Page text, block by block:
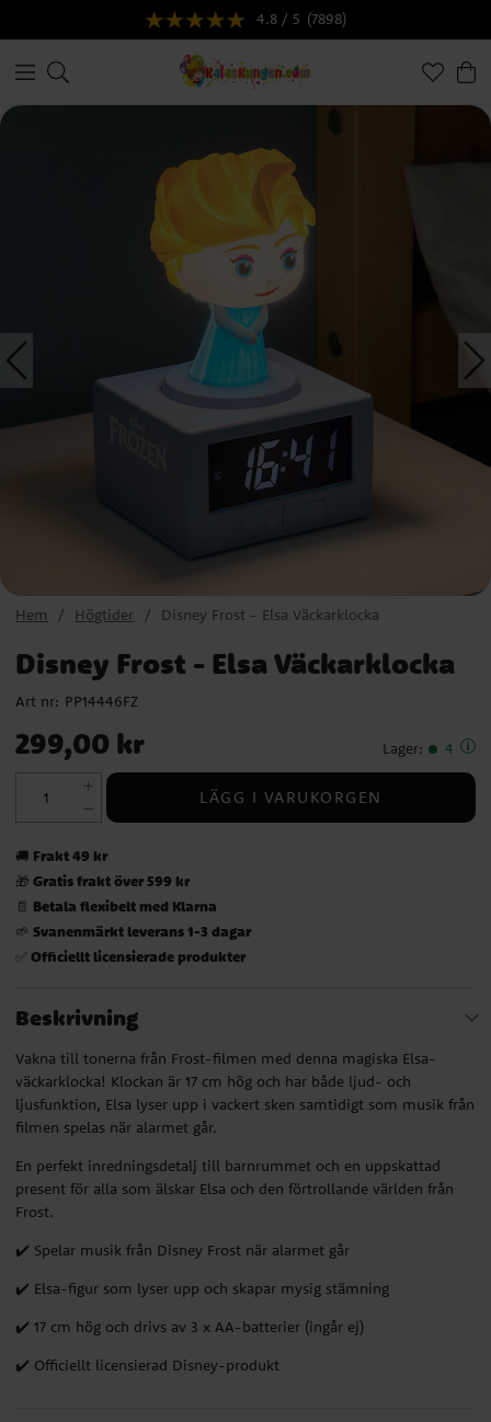
4.8 / 5 (7898)
Hem Högtider Disney Frost - Elsa Väckarklocka
Disney Frost - Elsa Väckarklocka
Art nr: PP14446FZ
Pris:299,00 kr
299,00 kr Lager: 4
LÄGG I VARUKORGEN
🚚 Frakt 49 kr
🎁 Gratis frakt över 599 kr
📄 Betala flexibelt med Klarna
🌱 Svanenmärkt leverans 1-3 dagar
✅ Officiellt licensierade produkter
Beskrivning
Vakna till tonerna från Frost-filmen med denna magiska Elsa-
väckarklocka! Klockan är 17 cm hög och har både ljud- och
ljusfunktion, Elsa lyser upp i vackert sken samtidigt som musik från
filmen spelas när alarmet går.
En perfekt inredningsdetalj till barnrummet och en uppskattad
present för alla som älskar Elsa och den förtrollande världen från
Frost.
✔️ Spelar musik från Disney Frost när alarmet går
✔️ Elsa-figur som lyser upp och skapar mysig stämning
✔️ 17 cm hög och drivs av 3 x AA-batterier (ingår ej)
✔️ Officiellt licensierad Disney-produkt